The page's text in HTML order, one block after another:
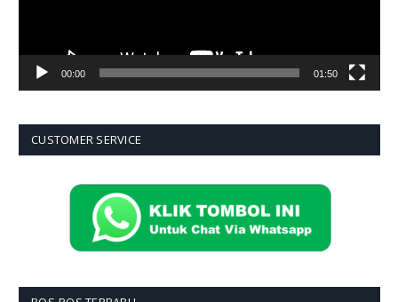
00:00 01:50
CUSTOMER SERVICE